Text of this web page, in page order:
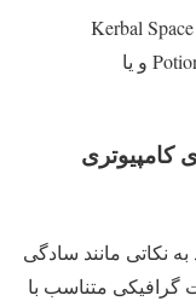
برای سن 5 تا 7 سال، بازی‌هایی مانند بازی Kerbal Space
کامپیوتری
به نکاتی مانند سادگی
گرافیکی متناسب با